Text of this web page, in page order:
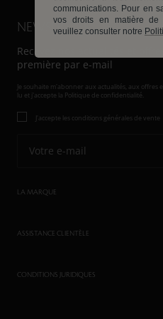
NEWSLETTER
Recevez nos actualités et
première par e-mail
Je souhaite m'abonner aux actualités, aux offres
lu et j'accepte la Politique de confidentialité.
J'accepte les conditions générales de vente
Votre e-mail
LA MARQUE
ASSISTANCE CLIENTÈLE
CONDITIONS JURIDIQUES
communications. Pour en
vos droits en matière de
veuillez consulter notre